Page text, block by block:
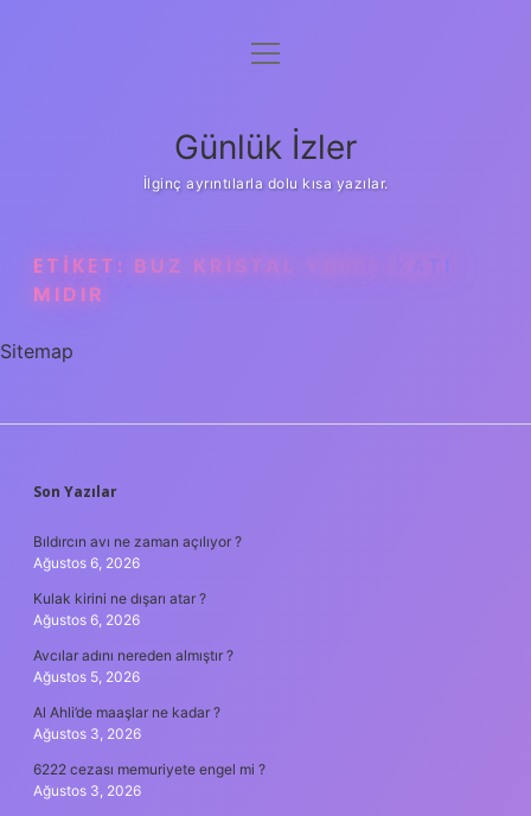
Anasayfa
Yasal Uyarı
menüyü
Günlük İzler
İlginç ayrıntılarla dolu kısa yazılar.
ETIKET: BUZ KRISTAL YAPILI KATI
MIDIR
Sitemap
SIDEBAR
Son Yazılar
Bıldırcın avı ne zaman açılıyor ?
Ağustos 6, 2026
Kulak kirini ne dışarı atar ?
Ağustos 6, 2026
Avcılar adını nereden almıştır ?
Ağustos 5, 2026
Al Ahli’de maaşlar ne kadar ?
Ağustos 3, 2026
6222 cezası memuriyete engel mi ?
Ağustos 3, 2026